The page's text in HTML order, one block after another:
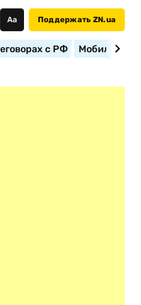
Аа Поддержать ZN.ua
с РФ